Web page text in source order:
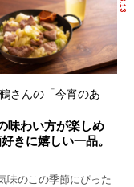
さんの「今宵のあ
味わい方が楽しめ
きに嬉しい一品。
味のこの季節にぴった